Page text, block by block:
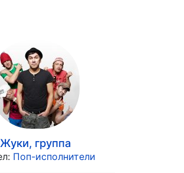
Жуки, группа
Поп-исполнители